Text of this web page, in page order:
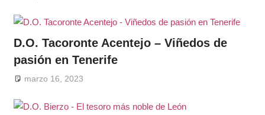
D.O. Tacoronte Acentejo – Viñedos de
pasión en Tenerife
marzo 16, 2023